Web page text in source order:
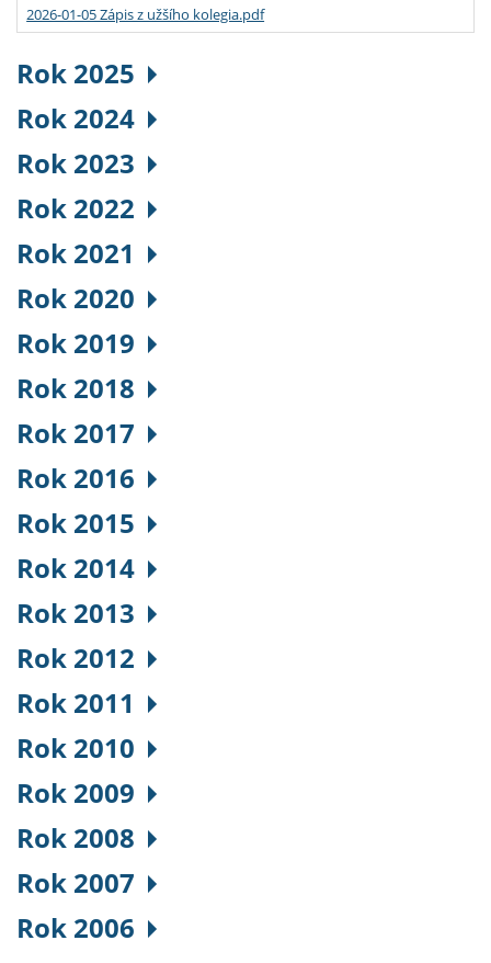
2026-01-05 Zápis z užšího kolegia.pdf
Rok 2025
Rok 2024
Rok 2023
Rok 2022
Rok 2021
Rok 2020
Rok 2019
Rok 2018
Rok 2017
Rok 2016
Rok 2015
Rok 2014
Rok 2013
Rok 2012
Rok 2011
Rok 2010
Rok 2009
Rok 2008
Rok 2007
Rok 2006